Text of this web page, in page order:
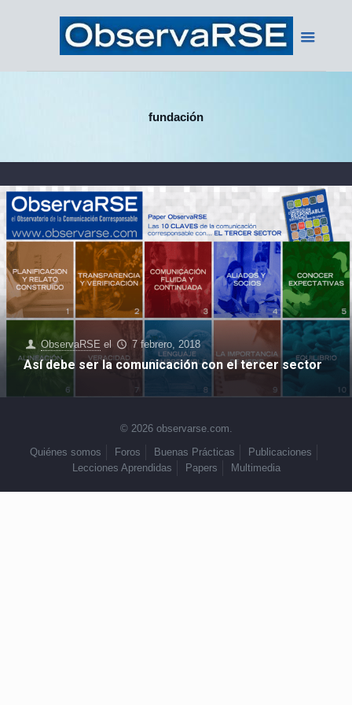
fundación
ObservaRSE el 7 febrero, 2018
Así debe ser la comunicación con el tercer sector
© 2026 observarse.com.
Quiénes somos
Foros Buenas Prácticas
Publicaciones
Lecciones Aprendidas
Papers Multimedia